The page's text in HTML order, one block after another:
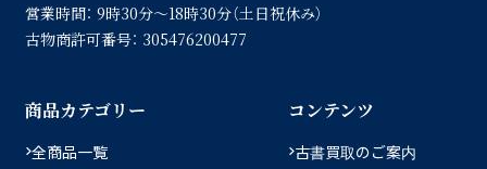
営業時間： 9時30分〜18時30分（土日祝休み）
古物商許可番号： 305476200477
商品カテゴリー
全商品一覧
コンテンツ
古書買取のご案内